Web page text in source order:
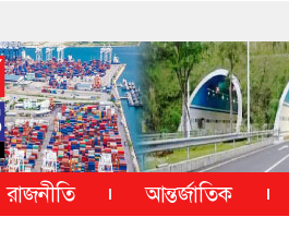
রাজনীতি আন্তর্জাতিক